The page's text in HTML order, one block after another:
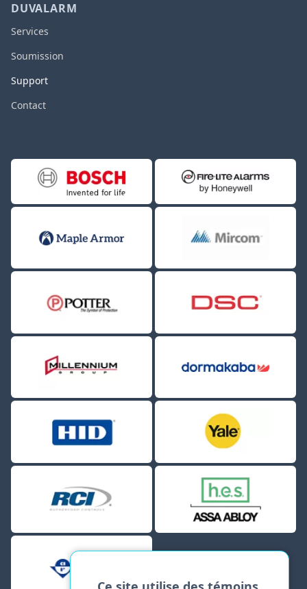
DUVALARM
Services
Soumission
Support
Contact